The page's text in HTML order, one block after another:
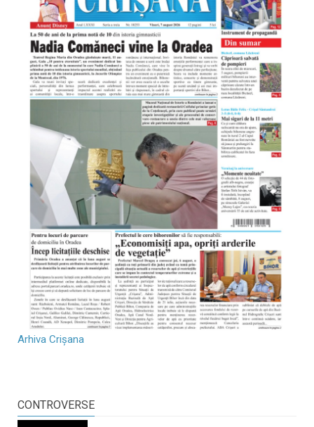
Arhiva Crișana
CONTROVERSE